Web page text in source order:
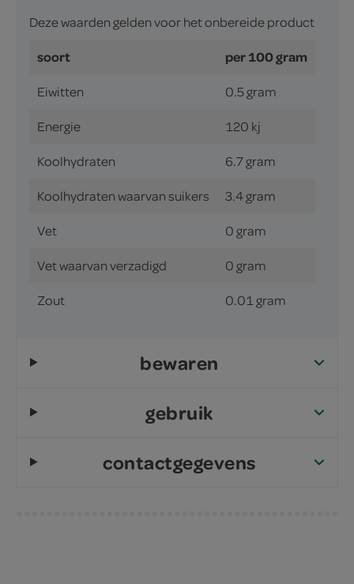
Deze waarden gelden voor het onbereide product
soort per 100 gram
Eiwitten 0.5 gram
Energie 120 kj
Koolhydraten 6.7 gram
Koolhydraten waarvan suikers 3.4 gram
Vet 0 gram
Vet waarvan verzadigd 0 gram
Zout 0.01 gram
bewaren
gebruik
contactgegevens